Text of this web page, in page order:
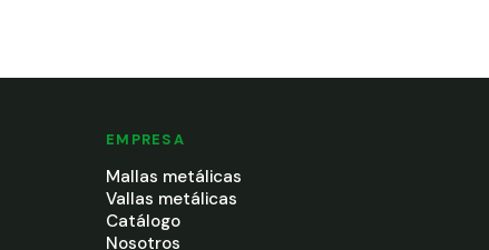
EMPRESA
Mallas metálicas
Vallas metálicas
Catálogo
Nosotros